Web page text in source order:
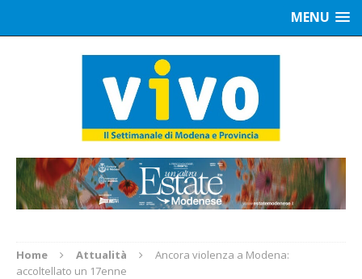
MENU
Home Attualità
Ancora violenza a Modena:
accoltellato un 17enne